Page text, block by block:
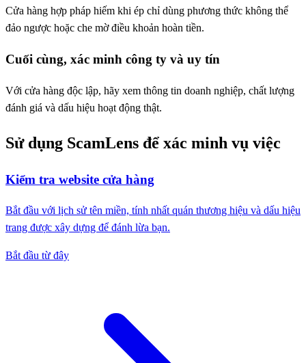
Cửa hàng hợp pháp hiếm khi ép chỉ dùng phương thức không thể
đảo ngược hoặc che mờ điều khoản hoàn tiền.
Cuối cùng, xác minh công ty và uy tín
Với cửa hàng độc lập, hãy xem thông tin doanh nghiệp, chất lượng
đánh giá và dấu hiệu hoạt động thật.
Sử dụng ScamLens để xác minh vụ việc
Kiểm tra website cửa hàng
Bắt đầu với lịch sử tên miền, tính nhất quán thương hiệu và dấu hiệu
trang được xây dựng để đánh lừa bạn.
Bắt đầu từ đây